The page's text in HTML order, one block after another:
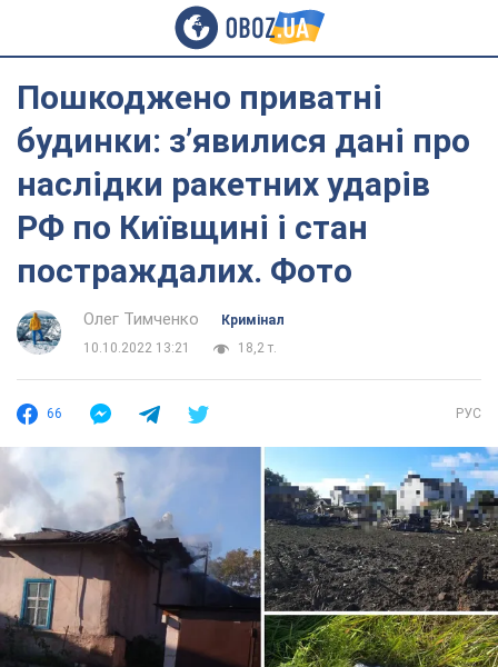
Пошкоджено приватні
будинки: з’явилися дані про
наслідки ракетних ударів
РФ по Київщині і стан
постраждалих. Фото
Олег Тимченко
Кримінал
10.10.2022 13:21
18,2 т.
66 РУС